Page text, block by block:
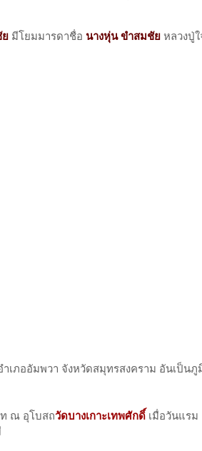
มีโยมมารดาชื่อ นางหุ่น ขำสมชัย หลวงปู่
อัมพวา จังหวัดสมุทรสงคราม อันเป็นภู
ณ อุโบสถวัดบางเกาะเทพศักดิ์ เมื่อวันแร